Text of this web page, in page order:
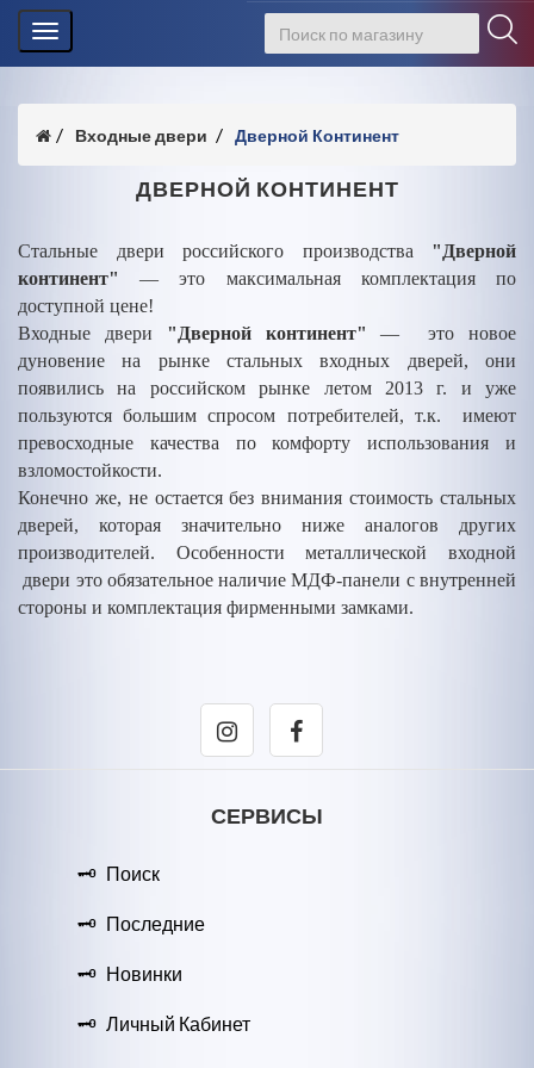
Toggle
navigation
Входные двери Дверной Континент
ДВЕРНОЙ КОНТИНЕНТ
Стальные двери российского производства "Дверной
континент"
— это максимальная комплектация по
доступной цене!
Входные двери "Дверной континент" — это новое
дуновение на рынке стальных входных дверей, они
появились на российском рынке летом 2013 г. и уже
пользуются большим спросом потребителей, т.к. имеют
превосходные качества по комфорту использования и
взломостойкости.
Конечно же, не остается без внимания стоимость стальных
дверей, которая значительно ниже аналогов других
производителей. Особенности металлической входной
двери это обязательное наличие МДФ-панели с внутренней
стороны и комплектация фирменными замками.
СЕРВИСЫ
Поиск
Последние
Новинки
Личный Кабинет